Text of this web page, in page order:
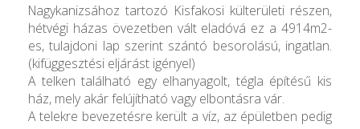
Nagykanizsához tartozó Kisfakosi külterületi részen,
hétvégi házas övezetben vált eladóvá ez a 4914m2-
es, tulajdoni lap szerint szántó besorolású, ingatlan.
(kifüggesztési eljárást igényel)
A telken található egy elhanyagolt, tégla építésű kis
ház, mely akár felújítható vagy elbontásra vár.
A telekre bevezetésre került a víz, az épületben pedig